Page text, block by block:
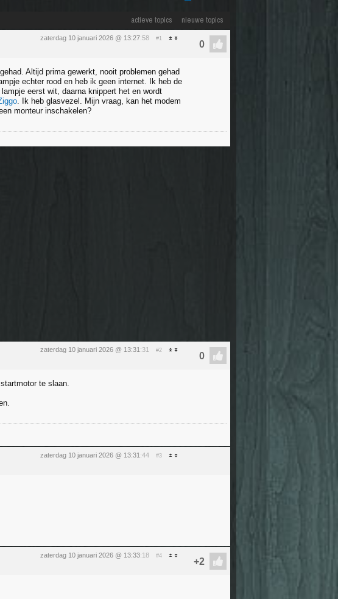
actieve topics nieuwe topics
zaterdag 10 januari 2026 @ 13:27:58 #1
Altijd prima gewerkt, nooit problemen gehad
echter rood en heb ik geen internet. Ik heb de
eerst wit, daarna knippert het en wordt
. Ik heb glasvezel. Mijn vraag, kan het modem
monteur inschakelen?
zaterdag 10 januari 2026 @ 13:31 :31 #2
te slaan.
zaterdag 10 januari 2026 @ 13:31 :44 #3
zaterdag 10 januari 2026 @ 13:33:18 #4